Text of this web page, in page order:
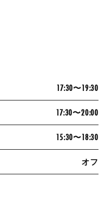
17:30〜19:30
17:30〜20:00
15:30〜18:30
オフ